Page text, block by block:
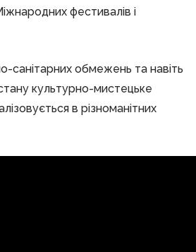
фестивалів і
санітарних обмежень та навіть
культурно-мистецьке
в різноманітних